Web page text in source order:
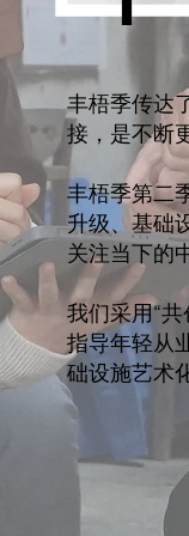
丰梧季传达
接，是不断
丰梧季第二
升级、基础
关注当下的
我们采用“
指导年轻从
础设施艺术